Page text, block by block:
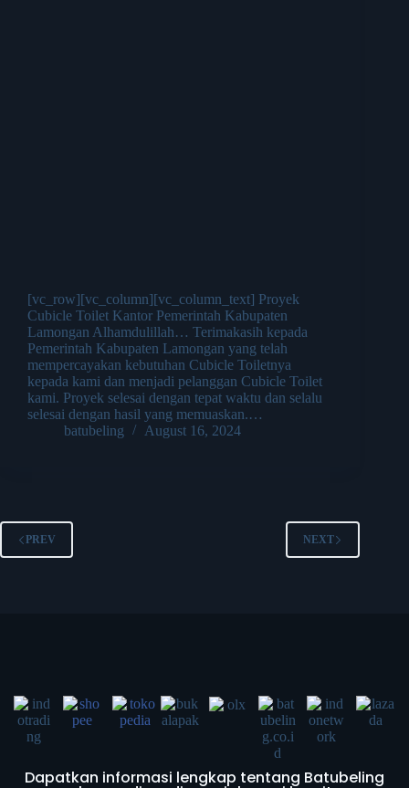
[vc_row][vc_column][vc_column_text] Proyek
Cubicle Toilet Kantor Pemerintah Kabupaten
Lamongan Alhamdulillah… Terimakasih kepada
Pemerintah Kabupaten Lamongan yang telah
mempercayakan kebutuhan Cubicle Toiletnya
kepada kami dan menjadi pelanggan Cubicle Toilet
kami. Proyek selesai dengan tepat waktu dan selalu
selesai dengan hasil yang memuaskan.…
batubeling
August 16, 2024
PREV NEXT
Dapatkan informasi lengkap tentang Batubeling